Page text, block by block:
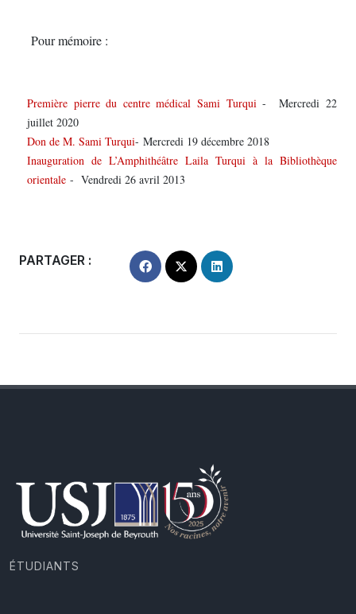
Pour mémoire :
Première pierre du centre médical Sami Turqui - Mercredi 22
juillet 2020
Don de M. Sami Turqui- Mercredi 19 décembre 2018
Inauguration de L’Amphithéâtre Laila Turqui à la Bibliothèque
orientale - Vendredi 26 avril 2013
PARTAGER :
ÉTUDIANTS